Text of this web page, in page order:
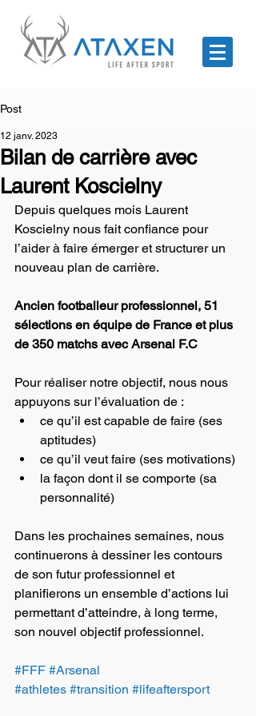
Post
Bilan de carrière avec
Laurent Koscielny
12 janv. 2023
Depuis quelques mois Laurent
Koscielny nous fait confiance pour
l’aider à faire émerger et structurer un
nouveau plan de carrière.
Ancien footballeur professionnel, 51
sélections en équipe de France et plus
de 350 matchs avec Arsenal F.C
Pour réaliser notre objectif, nous nous
appuyons sur l’évaluation de :
ce qu’il est capable de faire (ses
aptitudes)
ce qu’il veut faire (ses motivations)
la façon dont il se comporte (sa
personnalité)
Dans les prochaines semaines, nous
continuerons à dessiner les contours
de son futur professionnel et
planifierons un ensemble d’actions lui
permettant d’atteindre, à long terme,
son nouvel objectif professionnel.
#FFF #Arsenal
#athletes #transition #lifeaftersport